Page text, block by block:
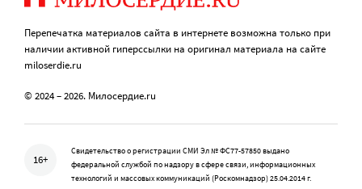
Перепечатка материалов сайта в интернете возможна только при
наличии активной гиперссылки на оригинал материала на сайте
miloserdie.ru
© 2024 – 2026. Милосердие.ru
16+
Свидетельство о регистрации СМИ Эл № ФС77-57850 выдано
федеральной службой по надзору в сфере связи, информационных
технологий и массовых коммуникаций (Роскомнадзор) 25.04.2014 г.